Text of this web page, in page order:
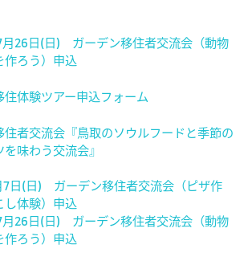
月26日(日) ガーデン移住者交流会（動物
作ろう）申込
住体験ツアー申込フォーム
住者交流会『鳥取のソウルフードと季節の
を味わう交流会』
7日(日) ガーデン移住者交流会（ピザ作
し体験）申込
月26日(日) ガーデン移住者交流会（動物
作ろう）申込